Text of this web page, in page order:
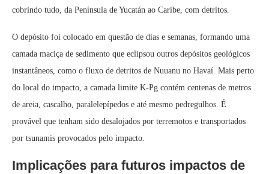
cobrindo tudo, da Península de Yucatán ao Caribe, com detritos.
O depósito foi colocado em questão de dias e semanas, formando uma
camada maciça de sedimento que eclipsou outros depósitos geológicos
instantâneos, como o fluxo de detritos de Nuuanu no Havaí. Mais perto
do local do impacto, a camada limite K-Pg contém centenas de metros
de areia, cascalho, paralelepípedos e até mesmo pedregulhos. É
provável que tenham sido desalojados por terremotos e transportados
por tsunamis provocados pelo impacto.
Implicações para futuros impactos de